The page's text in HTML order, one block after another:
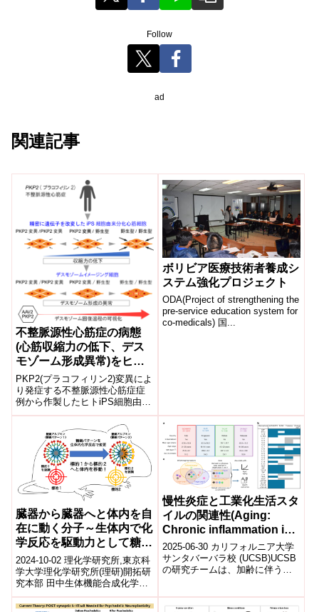
Follow
ad
関連記事
不整脈源性心筋症の病態
(心筋収縮力の低下、デス
モゾーム形成異常)をヒト
iPS細胞由来分化心筋細胞
により解明
PKP2(プラコフィリン2)変異によ
り発症する不整脈源性心筋症症
例から作製したヒトiPS細胞由来
分化心筋細胞を用いてヒト疾患
モデルを確立し、PKP2遺伝子変
異がデスモゾーム(介在板)形成異
常に関与することを見いだし
た。アデノ随伴ウイルスを用い
たPKP2遺伝子補充により、細胞
と細胞をつなぐデスモゾームが
回復する過程を可視化し、心筋
細胞の収縮力が改善することを
明らかにした。
ボリビア医療技術者養成シ
ステム強化プロジェクト
ODA(Project of strengthening the
pre-service education system for
co-medicals) 国...
臓器から臓器へと体内を自
在に動く分子～生体内で化
学反応を駆動力として糖鎖
の認識を変える～
2024-10-02 理化学研究所,東京科
学大学理化学研究所(理研)開拓研
究本部 田中生体機能合成化学研
究室の田中 克典 主任研究員(東
京科学大学(研究当時:東...
慢性炎症と工業化生活スタ
イルの関連性(Aging:
Chronic inflammation is
associated with
industrialized lifestyles)
2025-06-30 カリフォルニア大学
サンタバーバラ校 (UCSB)UCSB
の研究チームは、加齢に伴う慢